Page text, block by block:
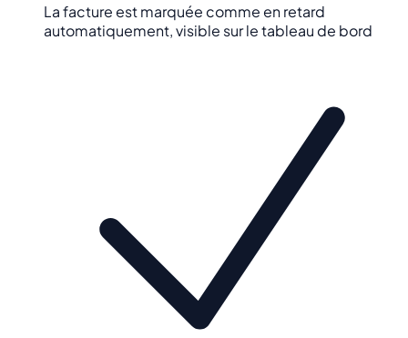
La facture est marquée comme en retard
automatiquement, visible sur le tableau de bord